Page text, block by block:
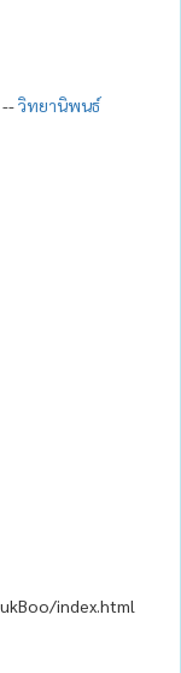
--วิทยานิพนธ์
index.html